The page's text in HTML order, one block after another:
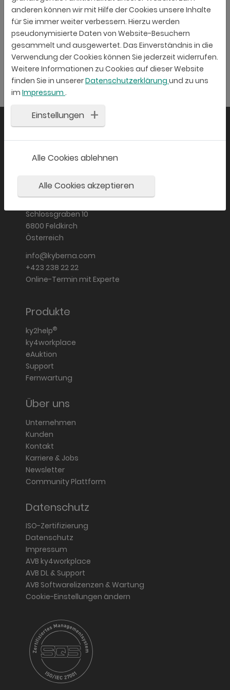
KYBERNA AG
Schlossgraben 10
6800 Feldkirch
Österreich
info@kyberna.com
+423 238 22 22
Online-Termin mit Experte
Produkte
ky2help®
ky4workplace
eAuktion
Support
Fernwartung
Über uns
Unternehmen
Kunden
Kontakt
Karriere & Jobs
Newsletter
Community Plattform
Datenschutz
ISO-Zertifizierung
Datenschutz
Impressum
AVB ky4workplace
AVB DL & Support
AVB Softwarelizenzen & Wartung
Cookie-Einstellungen ändern
anderen können wir mit Hilfe der Cookies unsere Inhalte
für Sie immer weiter verbessern. Hierzu werden
pseudonymisierte Daten von Website-Besuchern
gesammelt und ausgewertet. Das Einverständnis in die
Verwendung der Cookies können Sie jederzeit widerrufen.
Weitere Informationen zu Cookies auf dieser Website
finden Sie in unsererDatenschutzerklärung und zu uns
im Impressum .
Einstellungen
Alle Cookies ablehnen
Alle Cookies akzeptieren